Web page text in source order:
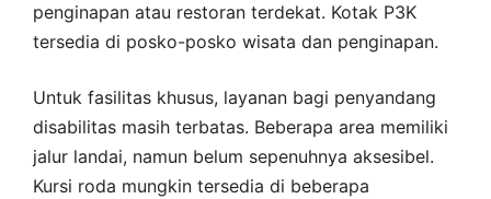
penginapan atau restoran terdekat. Kotak P3K
tersedia di posko-posko wisata dan penginapan.
Untuk fasilitas khusus, layanan bagi penyandang
disabilitas masih terbatas. Beberapa area memiliki
jalur landai, namun belum sepenuhnya aksesibel.
Kursi roda mungkin tersedia di beberapa